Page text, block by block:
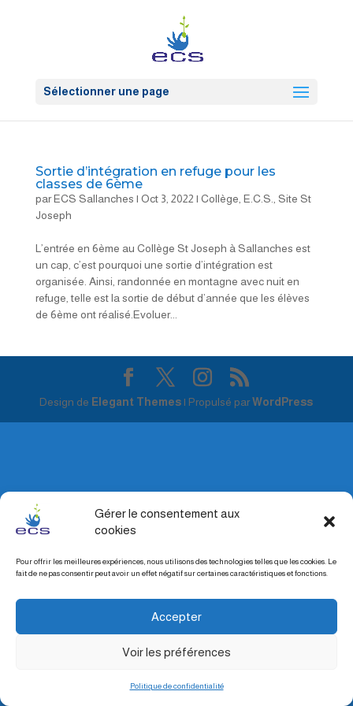
Gérer le consentement aux
cookies
Pour offrir les meilleures expériences, nous utilisons des technologies telles que les cookies. Le
fait de ne pas consentir peut avoir un effet négatif sur certaines caractéristiques et fonctions.
Accepter
Voir les préférences
Politique de confidentialité
Sélectionner une page
Sortie d’intégration en refuge pour les
classes de 6ème
parECS Sallanches | Oct 3, 2022 | Collège E.C.S.
Site St
Joseph
L’entrée en 6ème au Collège St Joseph à Sallanches est
un cap, c’est pourquoi une sortie d’intégration est
organisée. Ainsi, randonnée en montagne avec nuit en
refuge, telle est la sortie de début d’année que les élèves
de 6ème ont réalisé.Evoluer...
Design de Elegant Themes | Propulsé parWordPress